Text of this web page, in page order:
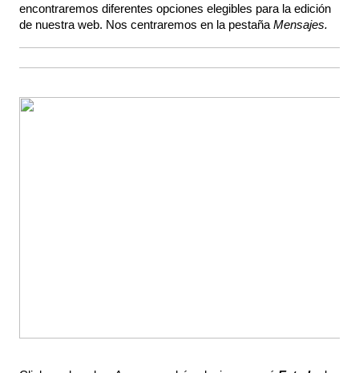
encontraremos diferentes opciones elegibles para la edición
de nuestra web. Nos centraremos en la pestaña Mensajes.